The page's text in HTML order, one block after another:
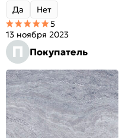
Да
Нет
П Покупатель
13 ноября 2023
5